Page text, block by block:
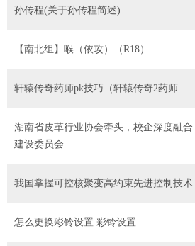
孙传程(关于孙传程简述)
【南北组】喉（依攻）（R18）
轩辕传奇药师pk技巧（轩辕传奇2药师
湖南省皮革行业协会牵头，校企深度融
建设委员会
我国掌握可控核聚变高约束先进控制技术
怎么更换彩铃设置 彩铃设置